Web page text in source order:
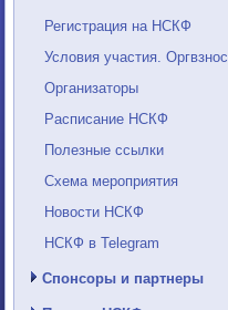
Регистрация на НСКФ
Условия участия. Оргвзнос
Организаторы
Расписание НСКФ
Полезные ссылки
Схема мероприятия
Новости НСКФ
НСКФ в Telegram
Спонсоры и партнеры